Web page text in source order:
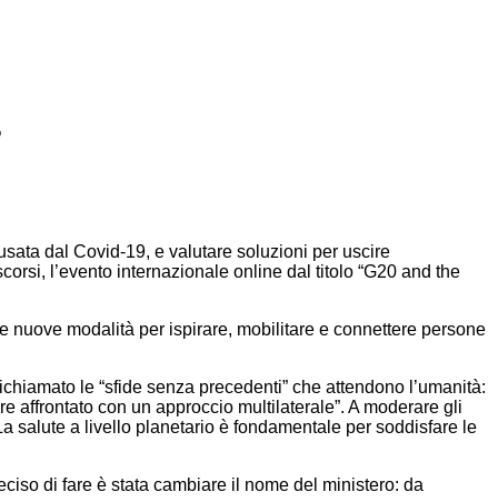
dal Covid-19, e valutare soluzioni per uscire
l’evento internazionale online dal titolo “G20 and the
nuove modalità per ispirare, mobilitare e connettere persone
le “sfide senza precedenti” che attendono l’umanità:
affrontato con un approccio multilaterale”. A moderare gli
salute a livello planetario è fondamentale per soddisfare le
di fare è stata cambiare il nome del ministero: da